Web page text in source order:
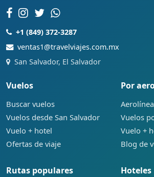
+1 (849) 372-3287
ventas1@travelviajes.com.mx
San Salvador, El Salvador
Vuelos
Buscar vuelos
Vuelos desde San Salvador
Vuelo + hotel
Ofertas de viaje
Por
Vuelos
Vuelo +
Blog de
Rutas populares Hoteles